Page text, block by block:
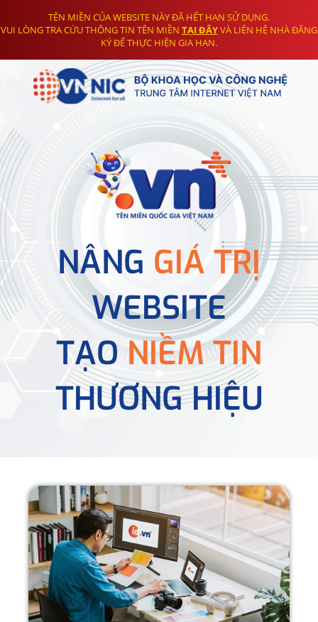
TÊN MIỀN CỦA WEBSITE NÀY ĐÃ HẾT HẠN SỬ DỤNG.
VUI LÒNG TRA CỨU THÔNG TIN TÊN MIỀN TẠI ĐÂYVÀ LIÊN HỆ NHÀ ĐĂNG
KÝ ĐỂ THỰC HIỆN GIA HẠN.
NÂNG GIÁ TRỊ
WEBSITE
TẠONIỀM TIN
THƯƠNG HIỆU